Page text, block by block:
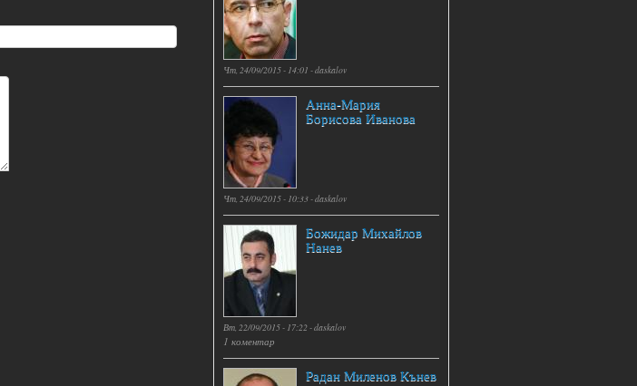
Чт, 24/09/2015 - 14:01 -daskalov
Анна-Мария
Борисова Иванова
Чт, 24/09/2015 - 10:33 -daskalov
Божидар Михайлов
Нанев
Вт, 22/09/2015 - 17:22 -daskalov
1 коментар
Радан Миленов Кънев